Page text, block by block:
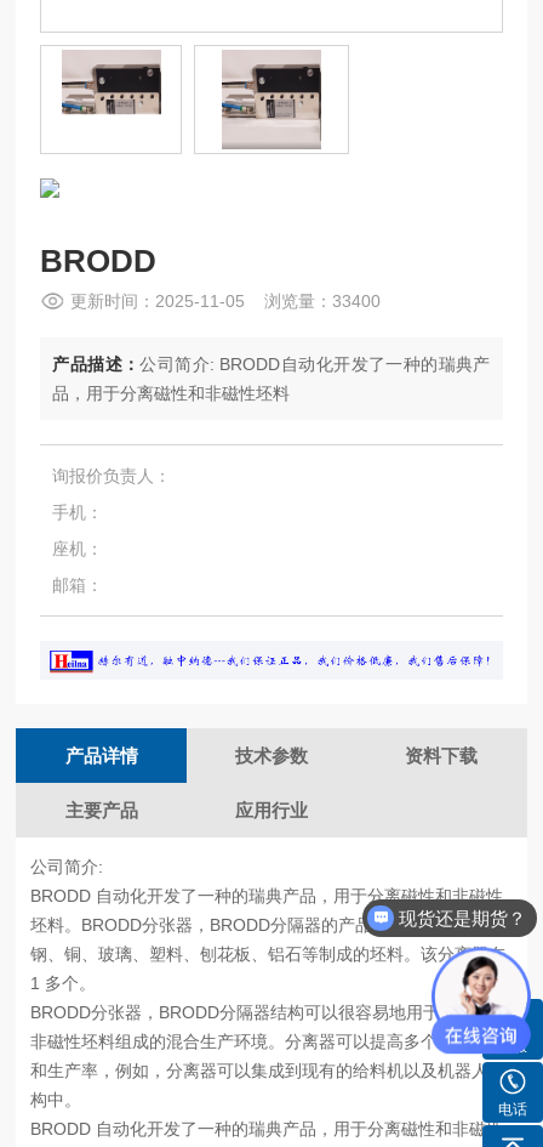
BRODD
更新时间：2025-11-05 浏览量：33400
产品描述：公司简介: BRODD自动化开发了一种的瑞典产
品，用于分离磁性和非磁性坯料
询报价负责人：
手机：
座机：
邮箱：
产品详情 技术参数 资料下载
主要产品 应用行业
公司简介:
BRODD 自动化开发了一种的瑞典产品，用于分离磁性和非磁性
坯料。BRODD分张器，BRODD分隔器的产品适用于由铝、不锈
钢、铜、玻璃、塑料、刨花板、铝石等制成的坯料。该分离器在
1 多个。
BRODD分张器，BRODD分隔器结构可以很容易地用于由磁性和
非磁性坯料组成的混合生产环境。分离器可以提高多个行业的灵
和生产率，例如，分离器可以集成到现有的给料机以及机器人结
构中。
BRODD 自动化开发了一种的瑞典产品，用于分离磁性和非磁性
客服
电话
现货还是期货？